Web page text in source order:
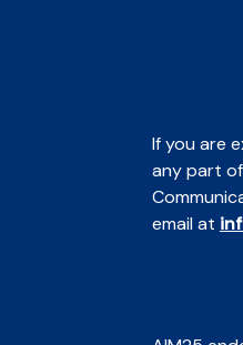
If you are
any part
email at